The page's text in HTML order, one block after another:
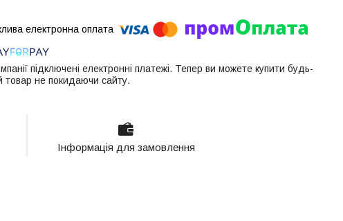
підключені електронні платежі. Тепер ви можете купити будь-
товар не покидаючи сайту.
Інформація для замовлення